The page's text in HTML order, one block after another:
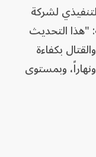
لشركة
"هذا التحديث
بكفاءة
وبمستوى